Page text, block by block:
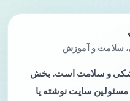
سلامت و آموزش
و سلامت است. بخش
سایت نوشته یا